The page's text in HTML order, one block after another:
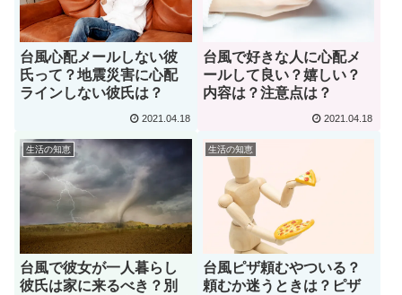
台風心配メールしない彼
氏って？地震災害に心配
ラインしない彼氏は？
2021.04.18
台風で好きな人に心配メ
ールして良い？嬉しい？
内容は？注意点は？
2021.04.18
生活の知恵
台風で彼女が一人暮らし
彼氏は家に来るべき？別
生活の知恵
台風ピザ頼むやついる？
頼むか迷うときは？ピザ